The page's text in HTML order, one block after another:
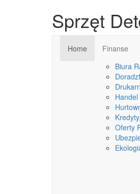
Sprzęt
Home
Finanse
Biura
Handel
Oferty